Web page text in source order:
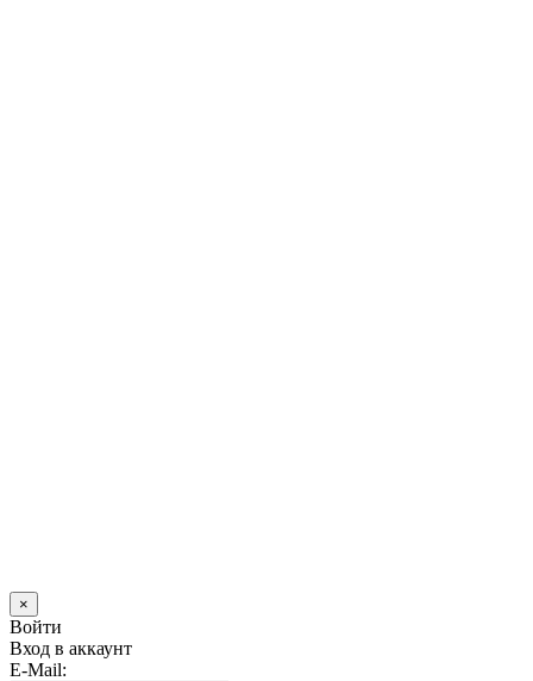
×
Войти
Вход в аккаунт
E-Mail: